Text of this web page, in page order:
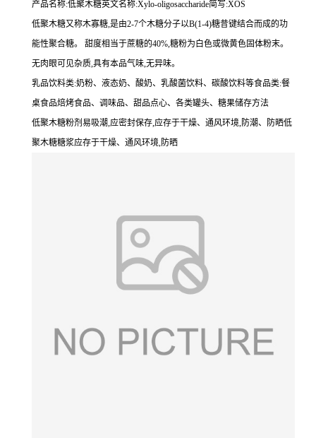
产品名称:低聚木糖英文名称:Xylo-oligosaccharide简写:XOS
低聚木糖又称木寡糖,是由2-7个木糖分子以B(1-4)糖昔键结合而成的功
能性聚合糖。 甜度相当于蔗糖的40%,糖粉为白色或微黄色固体粉末。
无肉眼可见杂质,具有本品气味,无异味。
乳品饮料类:奶粉、液态奶、酸奶、乳酸菌饮料、碳酸饮料等食品类:餐
桌食品焙烤食品、调味品、甜品点心、各类罐头、糖果储存方法
低聚木糖粉剂易吸潮,应密封保存,应存于干燥、通风环境,防潮、防晒低
聚木糖糖浆应存于干燥、通风环境,防晒